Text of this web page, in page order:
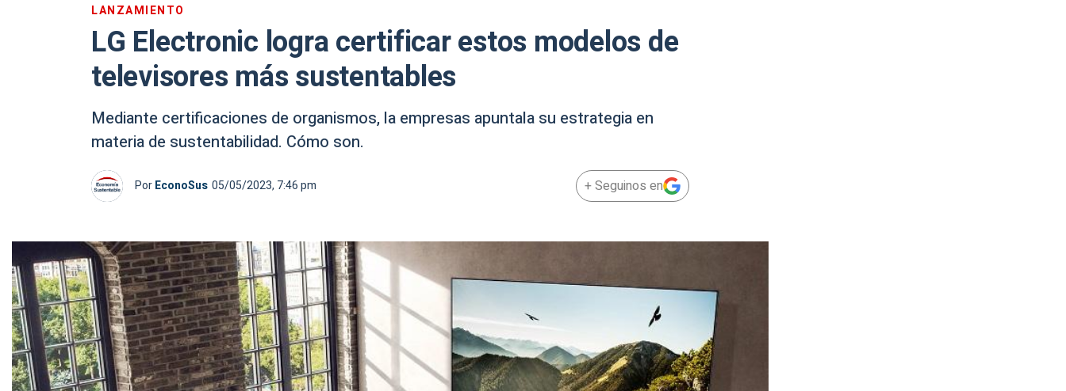
LANZAMIENTO
LG Electronic logra certificar estos modelos de
televisores más sustentables
Mediante certificaciones de organismos, la empresas apuntala su estrategia en
materia de sustentabilidad. Cómo son.
PorEconoSus 05/05/2023, 7:46 pm + Seguinos en